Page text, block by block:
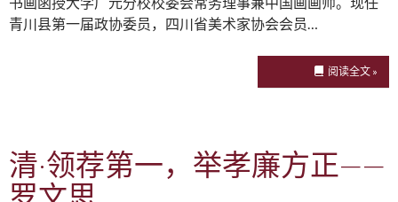
青川县第一届政协委员，四川省美术家协会会员…
阅读全文 »
清·领荐第一，举孝廉方正——